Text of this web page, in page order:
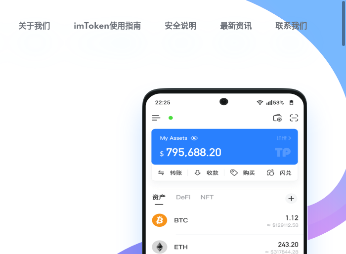
关于我们 imToken使用指南 安全说明 最新资讯 联系我们